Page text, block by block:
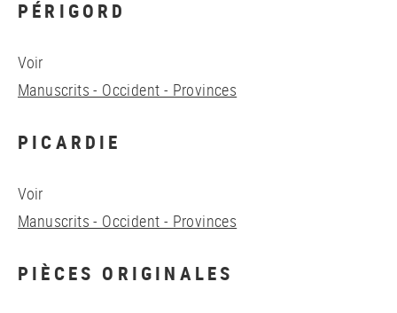
PÉRIGORD
Voir
Manuscrits - Occident - Provinces
PICARDIE
Voir
Manuscrits - Occident - Provinces
PIÈCES ORIGINALES